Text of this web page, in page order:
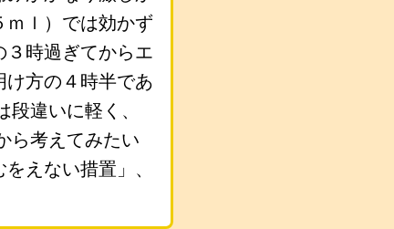
ｍｌ）では効かず
３時過ぎてからエ
け方の４時半であ
違いに軽く、
ら考えてみたい
えない措置」、